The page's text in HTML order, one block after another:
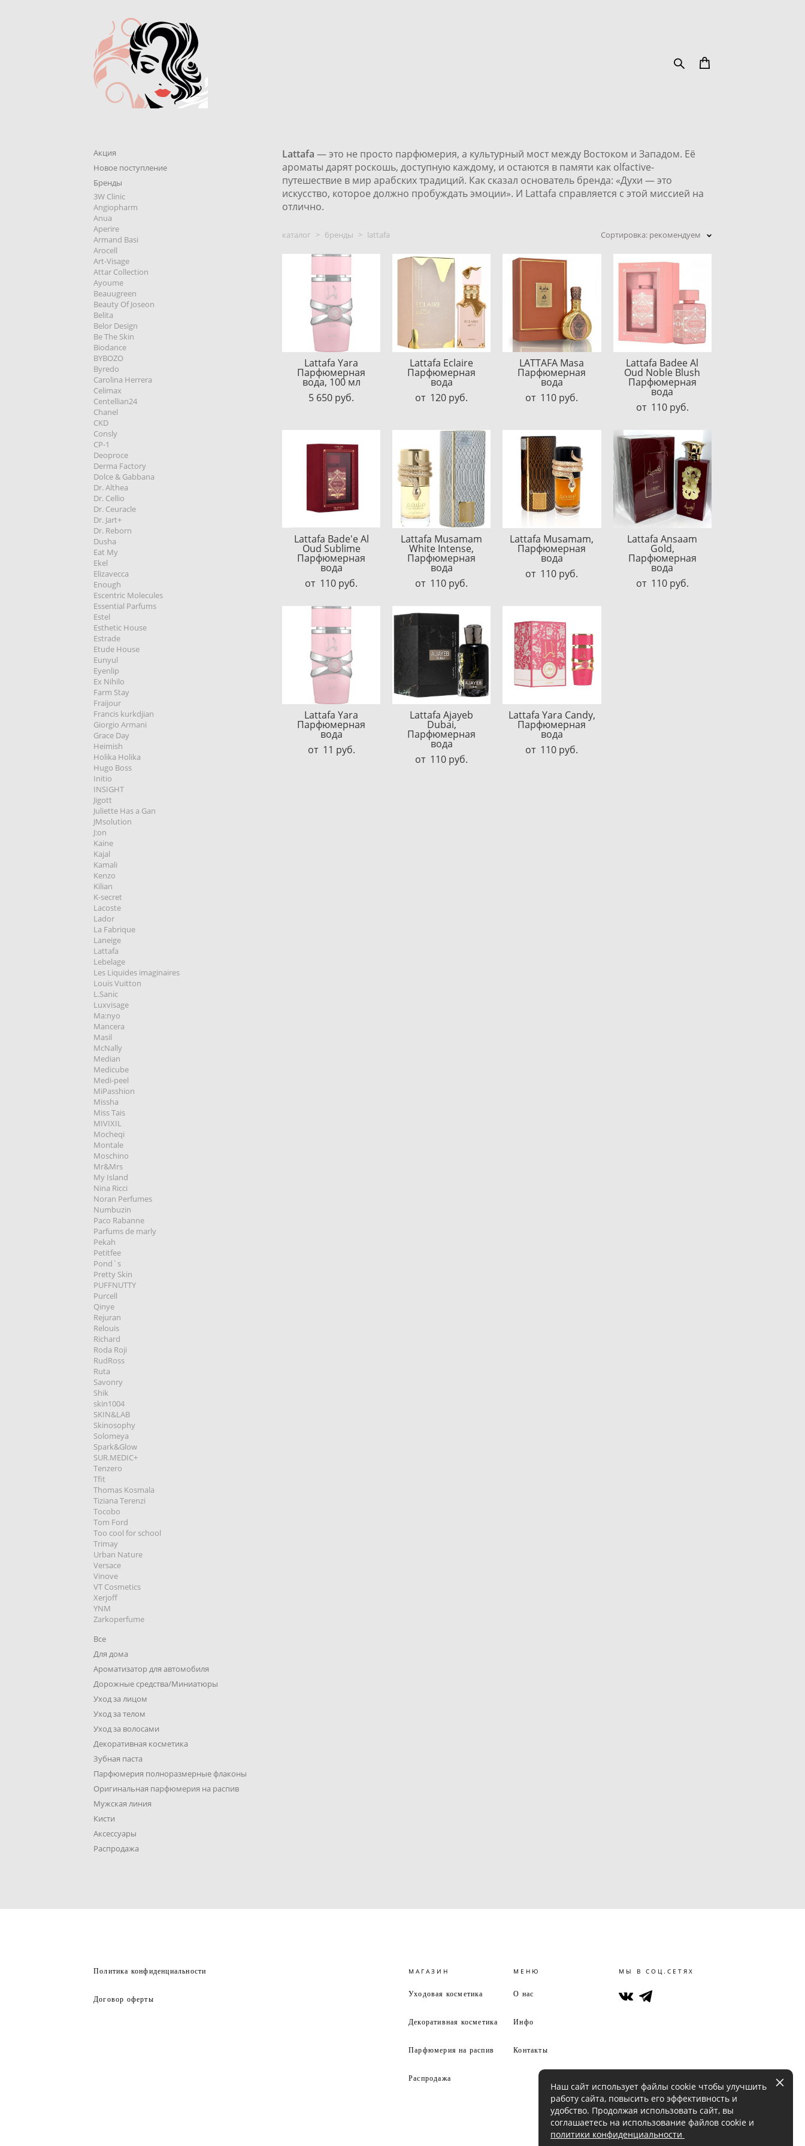
Акция
Новое поступление
Бренды
3W Clinic
Angiopharm
Anua
Aperire
Armand Basi
Arocell
Art-Visage
Attar Collection
Ayoume
Beauugreen
Beauty Of Joseon
Belita
Belor Design
Be The Skin
Biodance
BYBOZO
Byredo
Carolina Herrera
Celimax
Centellian24
Chanel
CKD
Consly
CP-1
Deoproce
Derma Factory
Dolce & Gabbana
Dr. Althea
Dr. Cellio
Dr. Ceuracle
Dr. Jart+
Dr. Reborn
Dusha
Eat My
Ekel
Elizavecca
Enough
Escentric Molecules
Essential Parfums
Estel
Esthetic House
Estrade
Etude House
Eunyul
Eyenlip
Ex Nihilo
Farm Stay
Fraijour
Francis kurkdjian
Giorgio Armani
Grace Day
Heimish
Holika Holika
Hugo Boss
Initio
INSIGHT
Jigott
Juliette Has a Gan
JMsolution
J:on
Kaine
Kajal
Kamali
Kenzo
Kilian
K-secret
Lacoste
Lador
La Fabrique
Laneige
Lattafa
Lebelage
Les Liquides imaginaires
Louis Vuitton
L.Sanic
Luxvisage
Ma:nyo
Mancera
Masil
McNally
Median
Medicube
Medi-peel
MiPasshion
Missha
Miss Tais
MIVIXIL
Mocheqi
Montale
Moschino
Mr&Mrs
My Island
Nina Ricci
Noran Perfumes
Numbuzin
Paco Rabanne
Parfums de marly
Pekah
Petitfee
Pond`s
Pretty Skin
PUFFNUTTY
Purcell
Qinye
Rejuran
Relouis
Richard
Roda Roji
RudRoss
Ruta
Savonry
Shik
skin1004
SKIN&LAB
Skinosophy
Solomeya
Spark&Glow
SUR.MEDIC+
Tenzero
Tfit
Thomas Kosmala
Tiziana Terenzi
Tocobo
Tom Ford
Too cool for school
Trimay
Urban Nature
Versace
Vinove
VT Cosmetics
Xerjoff
YNM
Zarkoperfume
Все
Для дома
Ароматизатор для автомобиля
Дорожные средства/Миниатюры
Уход за лицом
Уход за телом
Уход за волосами
Декоративная косметика
Зубная паста
Парфюмерия полноразмерные флаконы
Оригинальная парфюмерия на распив
Мужская линия
Кисти
Аксессуары
Распродажа
Lattafa— это не просто парфюмерия, а культурный мост между Востоком и Западом. Её
ароматы дарят роскошь, доступную каждому, и остаются в памяти как olfactive-
путешествие в мир арабских традиций. Как сказал основатель бренда: «Духи — это
искусство, которое должно пробуждать эмоции». И Lattafa справляется с этой миссией на
отлично.
каталог > бренды > lattafa Сортировка: рекомендуем
Lattafa Yara
Парфюмерная
вода, 100 мл
5 650 pуб.
Lattafa Eclaire
Парфюмерная
вода
от 120 pуб.
LATTAFA Masa
Парфюмерная
вода
от 110 pуб.
Lattafa Badee Al
Oud Noble Blush
Парфюмерная
вода
от 110 pуб.
Lattafa Bade'e Al
Oud Sublime
Парфюмерная
вода
от 110 pуб.
Lattafa Musamam
White Intense,
Парфюмерная
вода
от 110 pуб.
Lattafa Musamam,
Парфюмерная
вода
от 110 pуб.
Lattafa Ansaam
Gold,
Парфюмерная
вода
от 110 pуб.
Lattafa Yara
Парфюмерная
вода
от 11 pуб.
Lattafa Ajayeb
Dubai,
Парфюмерная
вода
от 110 pуб.
Lattafa Yara Candy,
Парфюмерная
вода
от 110 pуб.
Политика конфиденциальности
Договор оферты
МАГАЗИН
Уходовая косметика
Декоративная косметика
Парфюмерия на распив
Распродажа
МЕНЮ
О нас
Инфо
Контакты
МЫ В СОЦ.СЕТЯХ
Наш сайт использует файлы cookie чтобы улучшить
работу сайта, повысить его эффективность и
удобство. Продолжая использовать сайт, вы
соглашаетесь на использование файлов cookie и
политики конфиденциальности